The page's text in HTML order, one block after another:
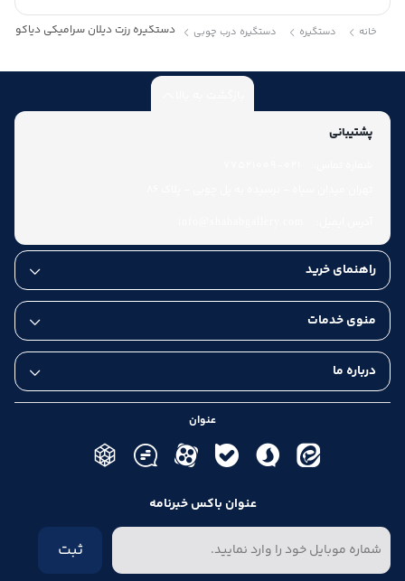
خانه دستگیره دستگیره درب چوبی دستگیره رزت دیلان سرامیکی دیاکو Dylan
پشتیبانی
راهنمای خرید
منوی خدمات
درباره ما
عنوان
عنوان باکس خبرنامه
ثبت